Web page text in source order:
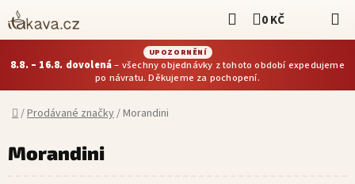
Přejít
na
obsah
UPOZORNĚNÍ
8.8. – 16.8. dovolená– všechny objednávky z tohoto období expedujeme
po návratu. Děkujeme za pochopení.
Hledat
NÁKUPNÍ
0 KČ
Domů
/Prodávané značky/Morandini
Morandini